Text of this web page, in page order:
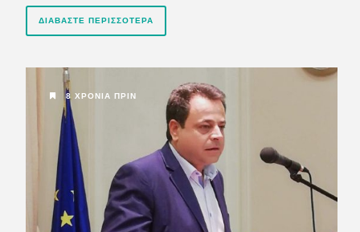
ΔΙΑΒΆΣΤΕ ΠΕΡΙΣΣΌΤΕΡΑ
8 ΧΡΌΝΙΑ ΠΡΙΝ